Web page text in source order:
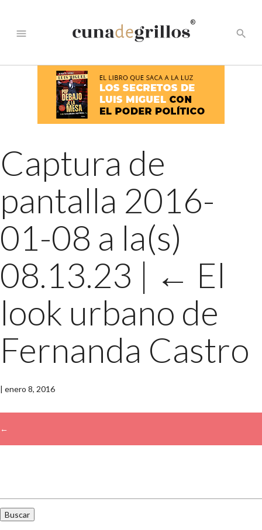
menu
®
search
Captura de
pantalla 2016-
01-08 a la(s)
08.13.23 | ← El
look urbano de
Fernanda Castro
| enero 8, 2016
←